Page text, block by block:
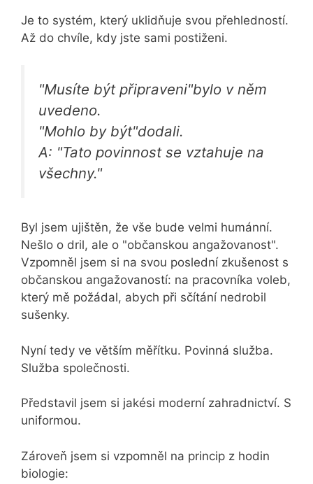
Je to systém, který uklidňuje svou přehledností.
Až do chvíle, kdy jste sami postiženi.
"Musíte být připraveni"bylo v něm
uvedeno.
"Mohlo by být"dodali.
A: "Tato povinnost se vztahuje na
všechny."
Byl jsem ujištěn, že vše bude velmi humánní.
Nešlo o dril, ale o "občanskou angažovanost".
Vzpomněl jsem si na svou poslední zkušenost s
občanskou angažovaností: na pracovníka voleb,
který mě požádal, abych při sčítání nedrobil
sušenky.
Nyní tedy ve větším měřítku. Povinná služba.
Služba společnosti.
Představil jsem si jakési moderní zahradnictví. S
uniformou.
Zároveň jsem si vzpomněl na princip z hodin
biologie: